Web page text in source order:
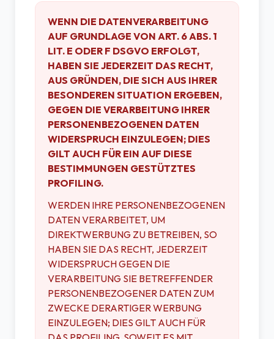
WENN DIE DATENVERARBEITUNG
AUF GRUNDLAGE VON ART. 6 ABS. 1
LIT. E ODER F DSGVO ERFOLGT,
HABEN SIE JEDERZEIT DAS RECHT,
AUS GRÜNDEN, DIE SICH AUS IHRER
BESONDEREN SITUATION ERGEBEN,
GEGEN DIE VERARBEITUNG IHRER
PERSONENBEZOGENEN DATEN
WIDERSPRUCH EINZULEGEN; DIES
GILT AUCH FÜR EIN AUF DIESE
BESTIMMUNGEN GESTÜTZTES
PROFILING.
WERDEN IHRE PERSONENBEZOGENEN
DATEN VERARBEITET, UM
DIREKTWERBUNG ZU BETREIBEN, SO
HABEN SIE DAS RECHT, JEDERZEIT
WIDERSPRUCH GEGEN DIE
VERARBEITUNG SIE BETREFFENDER
PERSONENBEZOGENER DATEN ZUM
ZWECKE DERARTIGER WERBUNG
EINZULEGEN; DIES GILT AUCH FÜR